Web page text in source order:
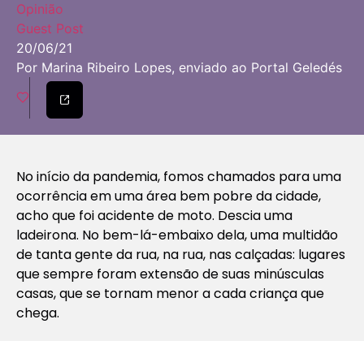
Opinião
Guest Post
20/06/21
Por Marina Ribeiro Lopes, enviado ao Portal Geledés
No início da pandemia, fomos chamados para uma
ocorrência em uma área bem pobre da cidade,
acho que foi acidente de moto. Descia uma
ladeirona. No bem-lá-embaixo dela, uma multidão
de tanta gente da rua, na rua, nas calçadas: lugares
que sempre foram extensão de suas minúsculas
casas, que se tornam menor a cada criança que
chega.